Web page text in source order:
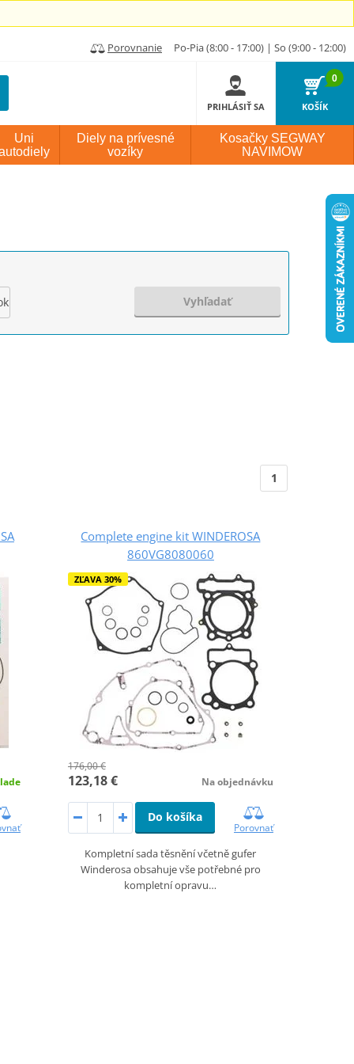
Porovnanie Po-Pia (8:00 - 17:00) | So (9:00 - 12:00)
PRIHLÁSIŤ SA
0
KOŠÍK
Uni
Diely na prívesné
vozíky
Kosačky SEGWAY
NAVIMOW
výroby Vyhľadať
1
Complete engine kit WINDEROSA
860VG8080060
ZĽAVA 30%
176,00 €
123,18 € Na objednávku
Do košíka
Porovnať
Kompletní sada těsnění včetně gufer
Winderosa obsahuje vše potřebné pro
kompletní opravu…